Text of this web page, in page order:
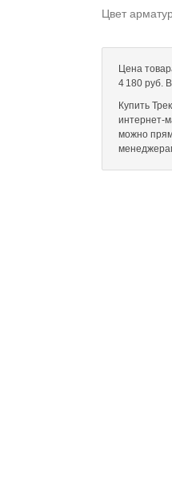
Цвет
Цена
4 180 руб.
Купить
интернет-
можно